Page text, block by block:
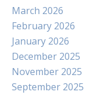
March 2026
February 2026
January 2026
December 2025
November 2025
September 2025